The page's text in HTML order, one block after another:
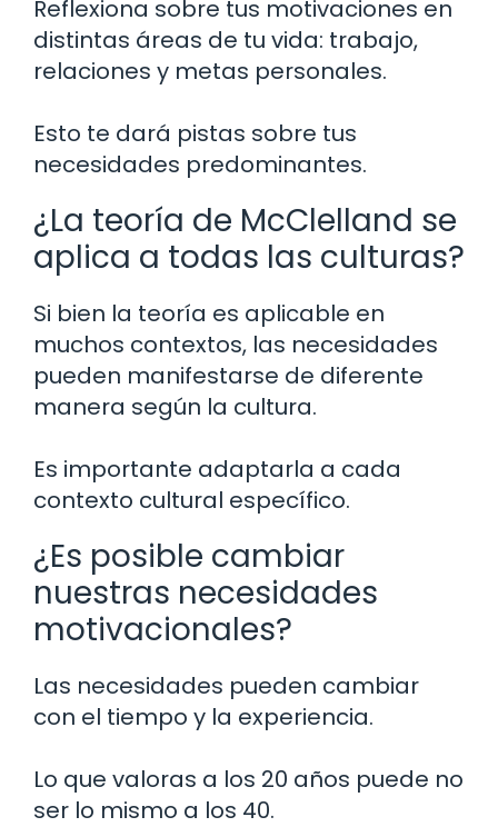
Reflexiona sobre tus motivaciones en
distintas áreas de tu vida: trabajo,
relaciones y metas personales.
Esto te dará pistas sobre tus
necesidades predominantes.
¿La teoría de McClelland se
aplica a todas las culturas?
Si bien la teoría es aplicable en
muchos contextos, las necesidades
pueden manifestarse de diferente
manera según la cultura.
Es importante adaptarla a cada
contexto cultural específico.
¿Es posible cambiar
nuestras necesidades
motivacionales?
Las necesidades pueden cambiar
con el tiempo y la experiencia.
Lo que valoras a los 20 años puede no
ser lo mismo a los 40.